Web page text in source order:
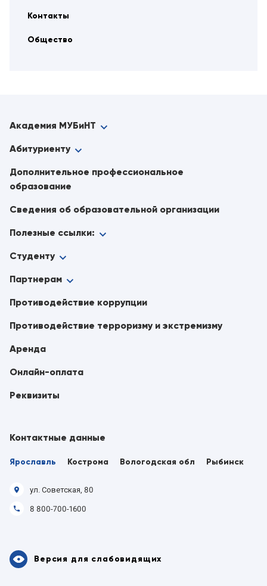
Контакты
Общество
Академия МУБиНТ
Абитуриенту
Дополнительное профессиональное
образование
Сведения об образовательной организации
Полезные ссылки:
Версия для слабовидящих
Студенту
Партнерам
Противодействие коррупции
Противодействие терроризму и экстремизму
Аренда
Онлайн-оплата
Реквизиты
Контактные данные
Ярославль Кострома Вологодская обл Рыбинск
ул. Советская, 80
8 800-700-1600